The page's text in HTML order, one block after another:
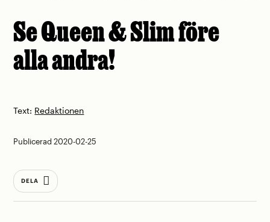
Se Queen & Slim före
alla andra!
Text: Redaktionen
Publicerad 2020-02-25
DELA